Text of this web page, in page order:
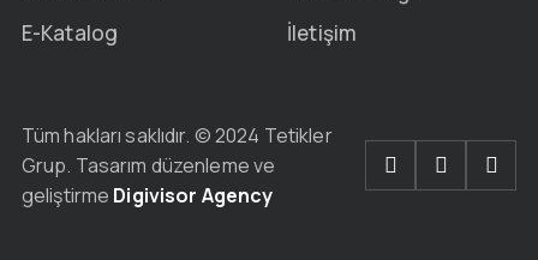
E-Katalog
İletişim
Tüm hakları saklıdır. © 2024 Tetikler
Grup. Tasarım düzenleme ve
geliştirme Digivisor Agency